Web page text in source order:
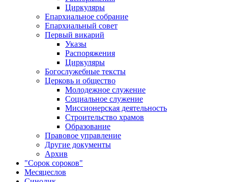
Циркуляры
Епархиальное собрание
Епархиальный совет
Первый викарий
Указы
Распоряжения
Циркуляры
Богослужебные тексты
Церковь и общество
Молодежное служение
Социальное служение
Миссионерская деятельность
Строительство храмов
Образование
Правовое управление
Другие документы
Архив
"Сорок сороков"
Месяцеслов